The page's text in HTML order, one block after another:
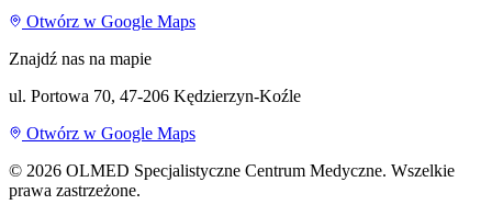
Otwórz w Google Maps
Znajdź nas na mapie
ul. Portowa 70, 47-206 Kędzierzyn-Koźle
Otwórz w Google Maps
© 2026 OLMED Specjalistyczne Centrum Medyczne. Wszelkie
prawa zastrzeżone.